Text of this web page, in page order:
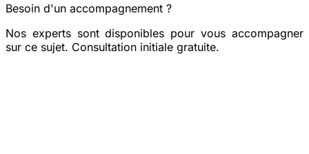
Besoin d'un accompagnement ?
Nos experts sont disponibles pour vous accompagner
sur ce sujet. Consultation initiale gratuite.